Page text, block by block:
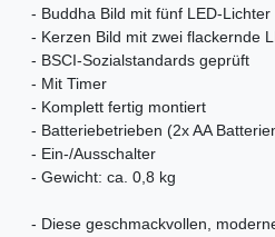
- Buddha Bild mit fünf LED-Lichter
- Kerzen Bild mit zwei flackernde
- BSCI-Sozialstandards geprüft
- Mit Timer
- Komplett fertig montiert
- Batteriebetrieben (2x AA
- Ein-/Ausschalter
- Gewicht: ca. 0,8 kg
- Diese geschmackvollen,